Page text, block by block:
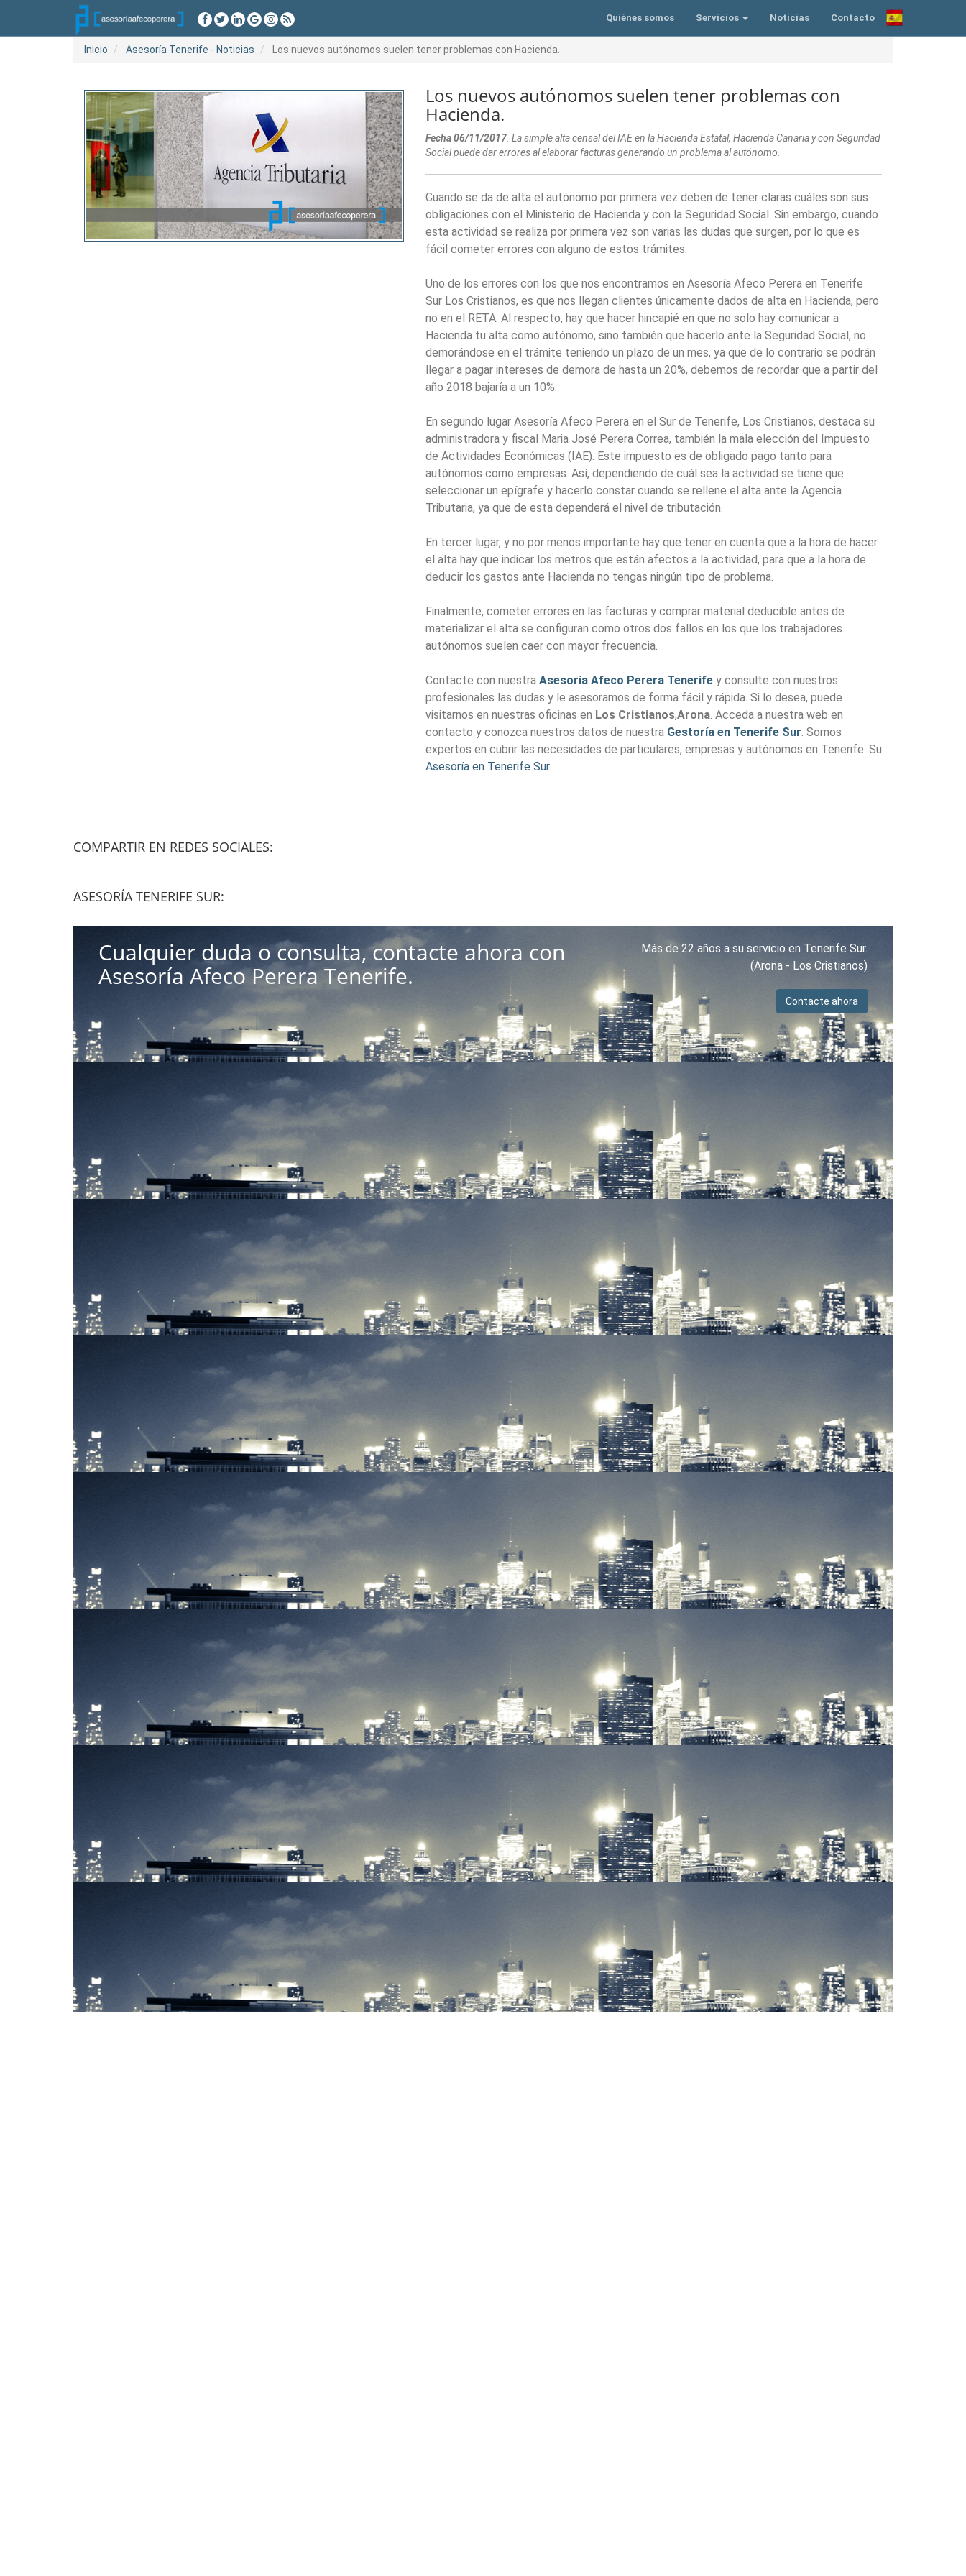
Quiénes somos Servicios Noticias Contacto
Inicio Asesoría Tenerife - Noticias Los nuevos autónomos suelen tener problemas con Hacienda.
Los nuevos autónomos suelen tener problemas con
Hacienda.
Fecha 06/11/2017 . La simple alta censal del IAE en la Hacienda Estatal, Hacienda Canaria y con Seguridad
Social puede dar errores al elaborar facturas generando un problema al autónomo.
Cuando se da de alta el autónomo por primera vez deben de tener claras cuáles son sus
obligaciones con el Ministerio de Hacienda y con la Seguridad Social. Sin embargo, cuando
esta actividad se realiza por primera vez son varias las dudas que surgen, por lo que es
fácil cometer errores con alguno de estos trámites.
Uno de los errores con los que nos encontramos en Asesoría Afeco Perera en Tenerife
Sur Los Cristianos, es que nos llegan clientes únicamente dados de alta en Hacienda, pero
no en el RETA. Al respecto, hay que hacer hincapié en que no solo hay comunicar a
Hacienda tu alta como autónomo, sino también que hacerlo ante la Seguridad Social, no
demorándose en el trámite teniendo un plazo de un mes, ya que de lo contrario se podrán
llegar a pagar intereses de demora de hasta un 20%, debemos de recordar que a partir del
año 2018 bajaría a un 10%.
En segundo lugar Asesoría Afeco Perera en el Sur de Tenerife, Los Cristianos, destaca su
administradora y fiscal Maria José Perera Correa, también la mala elección del Impuesto
de Actividades Económicas (IAE). Este impuesto es de obligado pago tanto para
autónomos como empresas. Así, dependiendo de cuál sea la actividad se tiene que
seleccionar un epígrafe y hacerlo constar cuando se rellene el alta ante la Agencia
Tributaria, ya que de esta dependerá el nivel de tributación.
En tercer lugar, y no por menos importante hay que tener en cuenta que a la hora de hacer
el alta hay que indicar los metros que están afectos a la actividad, para que a la hora de
deducir los gastos ante Hacienda no tengas ningún tipo de problema.
Finalmente, cometer errores en las facturas y comprar material deducible antes de
materializar el alta se configuran como otros dos fallos en los que los trabajadores
autónomos suelen caer con mayor frecuencia.
Contacte con nuestra Asesoría Afeco Perera Tenerife y consulte con nuestros
profesionales las dudas y le asesoramos de forma fácil y rápida. Si lo desea, puede
visitarnos en nuestras oficinas en Los Cristianos,Arona. Acceda a nuestra web en
contacto y conozca nuestros datos de nuestra Gestoría en Tenerife Sur. Somos
expertos en cubrir las necesidades de particulares, empresas y autónomos en Tenerife. Su
Asesoría en Tenerife Sur.
COMPARTIR EN REDES SOCIALES:
ASESORÍA TENERIFE SUR:
Cualquier duda o consulta, contacte ahora con
Asesoría Afeco Perera Tenerife.
Más de 22 años a su servicio en Tenerife Sur.
(Arona - Los Cristianos)
Contacte ahora